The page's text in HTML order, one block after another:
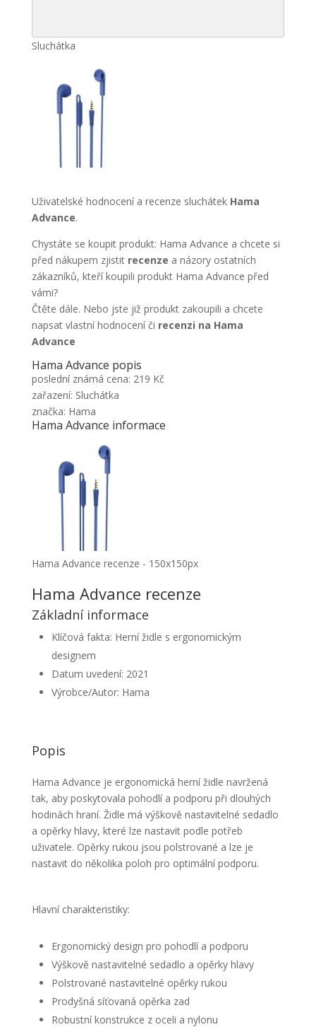
Sluchátka
Uživatelské hodnocení a recenze sluchátek Hama
Advance.
Chystáte se koupit produkt: Hama Advance a chcete si
před nákupem zjistit recenze a názory ostatních
zákazníků, kteří koupili produkt Hama Advance před
vámi?
Čtěte dále. Nebo jste již produkt zakoupili a chcete
napsat vlastní hodnocení či recenzi na Hama
Advance
Hama Advance popis
poslední známá cena: 219 Kč
zařazení: Sluchátka
značka: Hama
Hama Advance informace
Hama Advance recenze - 150x150px
Hama Advance recenze
Základní informace
Klíčová fakta: Herní židle s ergonomickým
designem
Datum uvedení: 2021
Výrobce/Autor: Hama
Popis
Hama Advance je ergonomická herní židle navržená
tak, aby poskytovala pohodlí a podporu při dlouhých
hodinách hraní. Židle má výškově nastavitelné sedadlo
a opěrky hlavy, které lze nastavit podle potřeb
uživatele. Opěrky rukou jsou polstrované a lze je
nastavit do několika poloh pro optimální podporu.
Hlavní charakteristiky:
Ergonomický design pro pohodlí a podporu
Výškově nastavitelné sedadlo a opěrky hlavy
Polstrované nastavitelné opěrky rukou
Prodyšná síťovaná opěrka zad
Robustní konstrukce z oceli a nylonu